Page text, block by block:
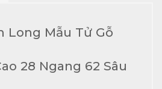
Long Mẫu Tử Gỗ
28 Ngang 62 Sâu